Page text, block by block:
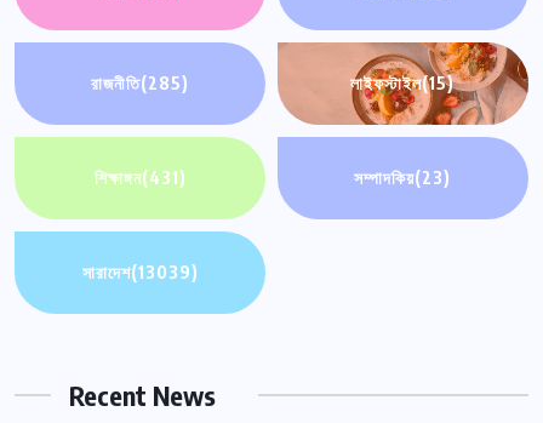
রাজনীতি(285) লাইফস্টাইল(15)
শিক্ষাঙ্গন(431) সম্পাদকিয়(23)
সারাদেশ(13039)
Recent News